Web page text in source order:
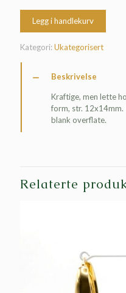
Legg i handlekurv
Kategori:Ukategorisert
Beskrivelse
Kraftige, men lette
form, str. 12x14mm.
blank overflate.
Relaterte